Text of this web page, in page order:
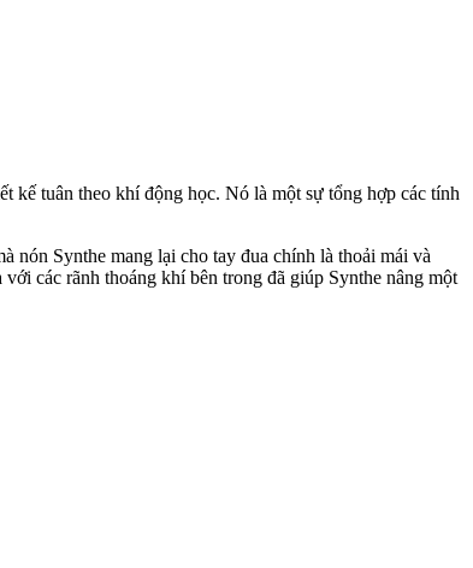
kế tuân theo khí động học. Nó là một sự tổng hợp các tính
nón Synthe mang lại cho tay đua chính là thoải mái và
các rãnh thoáng khí bên trong đã giúp Synthe nâng một